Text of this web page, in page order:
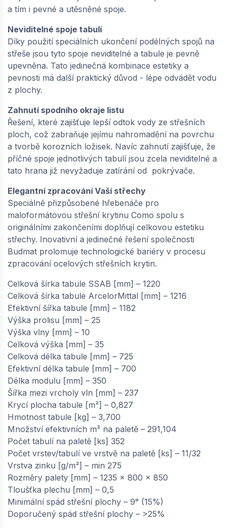
a tím i pevné a utěsněné spoje.
Neviditelné spoje tabulí
Díky použití speciálních ukončení podélných spojů na
střeše jsou tyto spoje neviditelné a tabule je pevně
upevněna. Tato jedinečná kombinace estetiky a
pevnosti má další praktický důvod - lépe odvádět vodu
z plochy.
Zahnutí spodního okraje listu
Řešení, které zajišťuje lepší odtok vody ze střešních
ploch, což zabraňuje jejímu nahromadění na povrchu
a tvorbě korozních ložisek. Navíc zahnutí zajišťuje, že
příčné spoje jednotlivých tabulí jsou zcela neviditelné a
tato hrana již nevyžaduje zatírání od pokrývače.
Elegantní zpracování Vaší střechy
Speciálně přizpůsobené hřebenáče pro
maloformátovou střešní krytinu Como spolu s
originálními zakončeními doplňují celkovou estetiku
střechy. Inovativní a jedinečné řešení společnosti
Budmat prolomuje technologické bariéry v procesu
zpracování ocelových střešních krytin.
Celková šírka tabule SSAB [mm] – 1220
Celková šírka tabule ArcelorMittal [mm] – 1216
Efektivní šířka tabule [mm] – 1182
Výška prolisu [mm] – 25
Výška vlny [mm] – 10
Celková výška [mm] – 35
Celková délka tabule [mm] – 725
Efektivní délka tabule [mm] – 700
Délka modulu [mm] – 350
Šířka mezi vrcholy vln [mm] – 237
Krycí plocha tabule [m²] – 0,827
Hmotnost tabule [kg] – 3,700
Množství efektivních m² na paletě – 291,104
Počet tabulí na paletě [ks] 352
Počet vrstev/tabulí ve vrstvě na paletě [ks] – 11/32
Vrstva zinku [g/m²] – min 275
Rozměry palety [mm] – 1235 x 800 x 850
Tloušťka plechu [mm] – 0,5
Minimální spád střešní plochy – 9° (15%)
Doporučený spád střešní plochy – >25%